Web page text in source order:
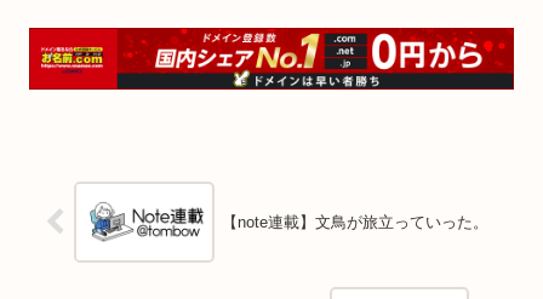
【note連載】文鳥が旅立っていった。